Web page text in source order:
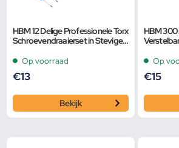
HBM 12 Delige Professionele Torx
Schroevendraaierset in Stevige
Op voorraad
€13
Bekijk
HBM 300
Op
€15